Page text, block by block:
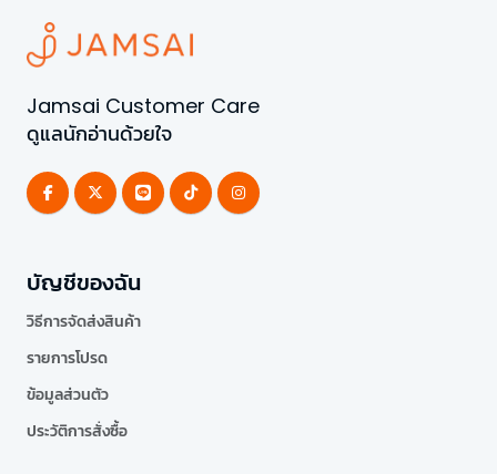
Jamsai Customer Care
ดูแลนักอ่านด้วยใจ
บัญชีของฉัน
วิธีการจัดส่งสินค้า
รายการโปรด
ข้อมูลส่วนตัว
ประวัติการสั่งซื้อ